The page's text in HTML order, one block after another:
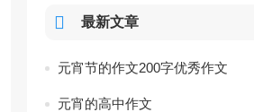
最新文章
元宵节的作文200字优秀作文
元宵的高中作文